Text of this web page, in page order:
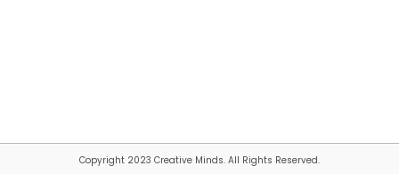
Copyright 2023 Creative Minds. All Rights Reserved.